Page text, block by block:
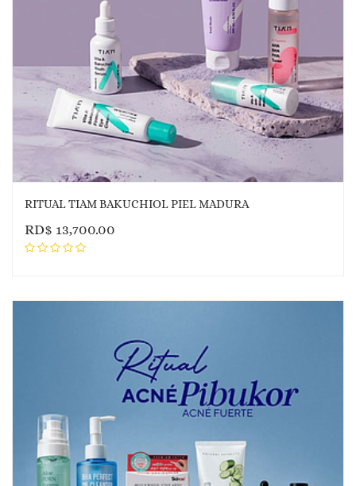
RITUAL TIAM BAKUCHIOL PIEL MADURA
RD$ 13,700.00